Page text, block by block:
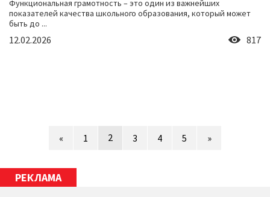
Функциональная грамотность – это один из важнейших
показателей качества школьного образования, который может
быть до ...
12.02.2026 817
« 1 2 3 4 5 »
РЕКЛАМА